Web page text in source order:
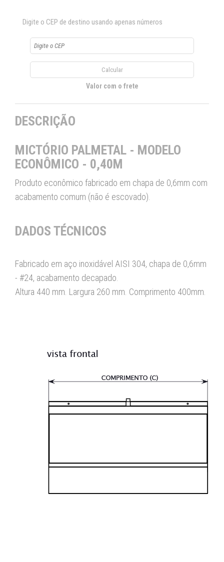
Digite o CEP de destino usando apenas números
Valor com o frete
DESCRIÇÃO
MICTÓRIO PALMETAL - MODELO
ECONÔMICO - 0,40M
Produto econômico fabricado em chapa de 0,6mm com
acabamento comum (não é escovado).
DADOS TÉCNICOS
Fabricado em aço inoxidável AISI 304, chapa de 0,6mm
- #24, acabamento decapado.
Altura 440 mm. Largura 260 mm. Comprimento 400mm.